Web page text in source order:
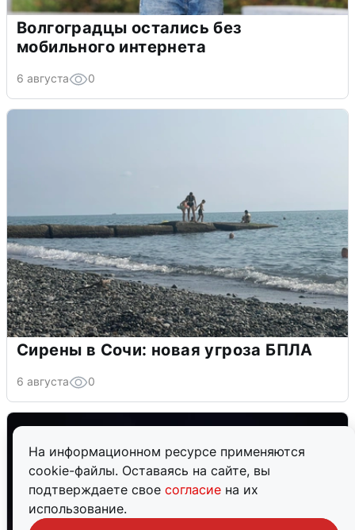
На информационном ресурсе применяются
cookie-файлы. Оставаясь на сайте, вы
подтверждаете свое согласие на их
использование.
Волгоградцы остались без
мобильного интернета
6 августа 0
Сирены в Сочи: новая угроза БПЛА
6 августа 0